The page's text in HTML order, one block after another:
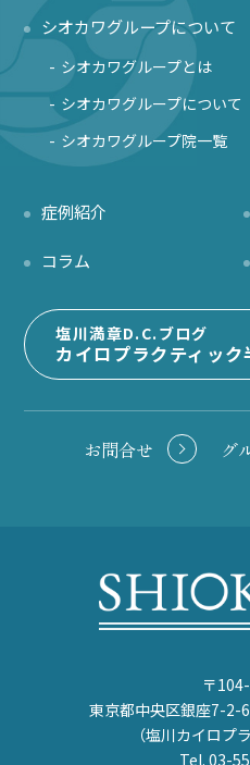
シオカワグループについて
シオカワグループとは
シオカワグループについて
シオカワグループ院一覧
症例紹介
コラム
塩川満章D.C.ブログ
カイロプラクティック
お問合せ グ
〒
東京都中央区銀座7-2-
（塩川カイロプ
Tel. 03-